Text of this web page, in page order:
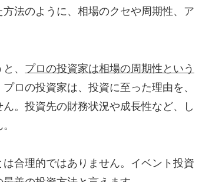
法のように、相場のクセや周期性、ア
、 プロの投資家は相場の周期性という
ロの投資家は、投資に至った理由を、
。投資先の財務状況や成長性など、し
合理的ではありません。イベント投資